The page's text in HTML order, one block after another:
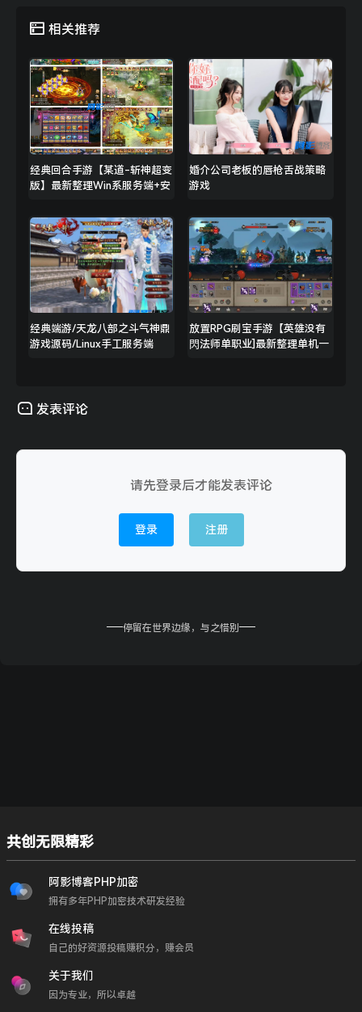
相关推荐
经典回合手游【某道-斩神超变
版】最新整理Win系服务端+安
婚介公司老板的唇枪舌战策略
游戏
经典端游/天龙八部之斗气神鼎
游戏源码/Linux手工服务端
放置RPG刷宝手游【英雄没有
閃法师单职业]最新整理单机一
发表评论
请先登录后才能发表评论
登录 注册
停留在世界边缘，与之惜别
共创无限精彩
阿影博客PHP加密
拥有多年PHP加密技术研发经验
在线投稿
自己的好资源投稿赚积分，赚会员
关于我们
因为专业，所以卓越